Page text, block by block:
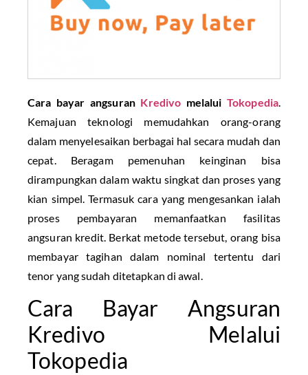
Cara bayar angsuran Kredivo melalui Tokopedia.
Kemajuan teknologi memudahkan orang-orang
dalam menyelesaikan berbagai hal secara mudah dan
cepat. Beragam pemenuhan keinginan bisa
dirampungkan dalam waktu singkat dan proses yang
kian simpel. Termasuk cara yang mengesankan ialah
proses pembayaran memanfaatkan fasilitas
angsuran kredit. Berkat metode tersebut, orang bisa
membayar tagihan dalam nominal tertentu dari
tenor yang sudah ditetapkan di awal.
Cara Bayar Angsuran
Kredivo Melalui
Tokopedia